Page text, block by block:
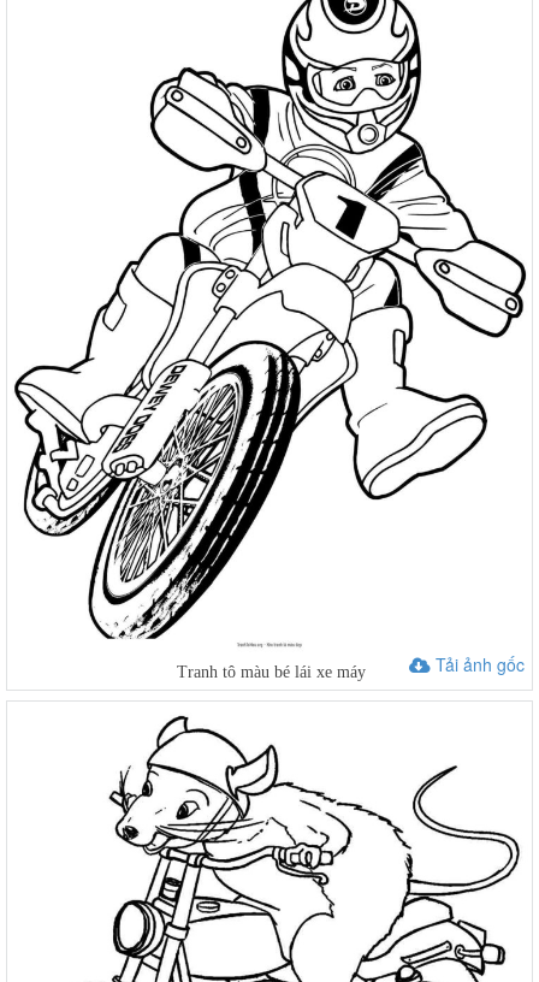
Tải ảnh gốc
Tranh tô màu bé lái xe máy